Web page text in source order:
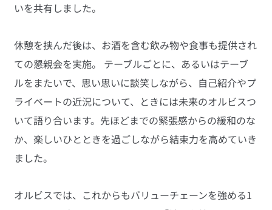
いを共有しました。
休憩を挟んだ後は、お酒を含む飲み物や食事も提供され
ての懇親会を実施。 テーブルごとに、あるいはテーブ
ルをまたいで、思い思いに談笑しながら、自己紹介やプ
ライベートの近況について、ときには未来のオルビスつ
いて語り合います。先ほどまでの緊張感からの緩和のな
か、楽しいひとときを過ごしながら結束力を高めていき
ました。
オルビスでは、これからもバリューチェーンを強める1